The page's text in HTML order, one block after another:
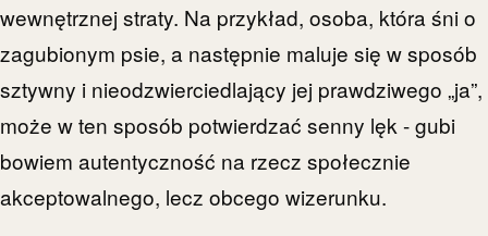
wewnętrznej straty. Na przykład, osoba, która śni o
zagubionym psie, a następnie maluje się w sposób
sztywny i nieodzwierciedlający jej prawdziwego „ja”,
może w ten sposób potwierdzać senny lęk - gubi
bowiem autentyczność na rzecz społecznie
akceptowalnego, lecz obcego wizerunku.